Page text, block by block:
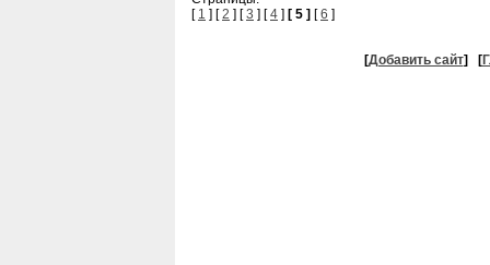
[ 1 ] [2 ] [3 ] [4 ] [ 5 ] [6 ]
[Добавить сайт] [